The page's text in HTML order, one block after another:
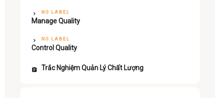
NO LABEL
Manage Quality
NO LABEL
Control Quality
Trắc Nghiệm Quản Lý Chất Lượng